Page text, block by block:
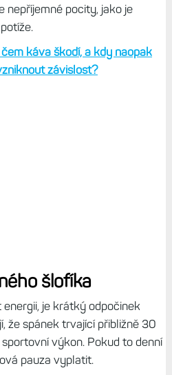
nepříjemné pocity, jako je
káva škodí, a kdy naopak
závislost?
šlofíka
energii, je krátký odpočinek
že spánek trvající přibližně 30
výkon. Pokud to denní
pauza vyplatit.